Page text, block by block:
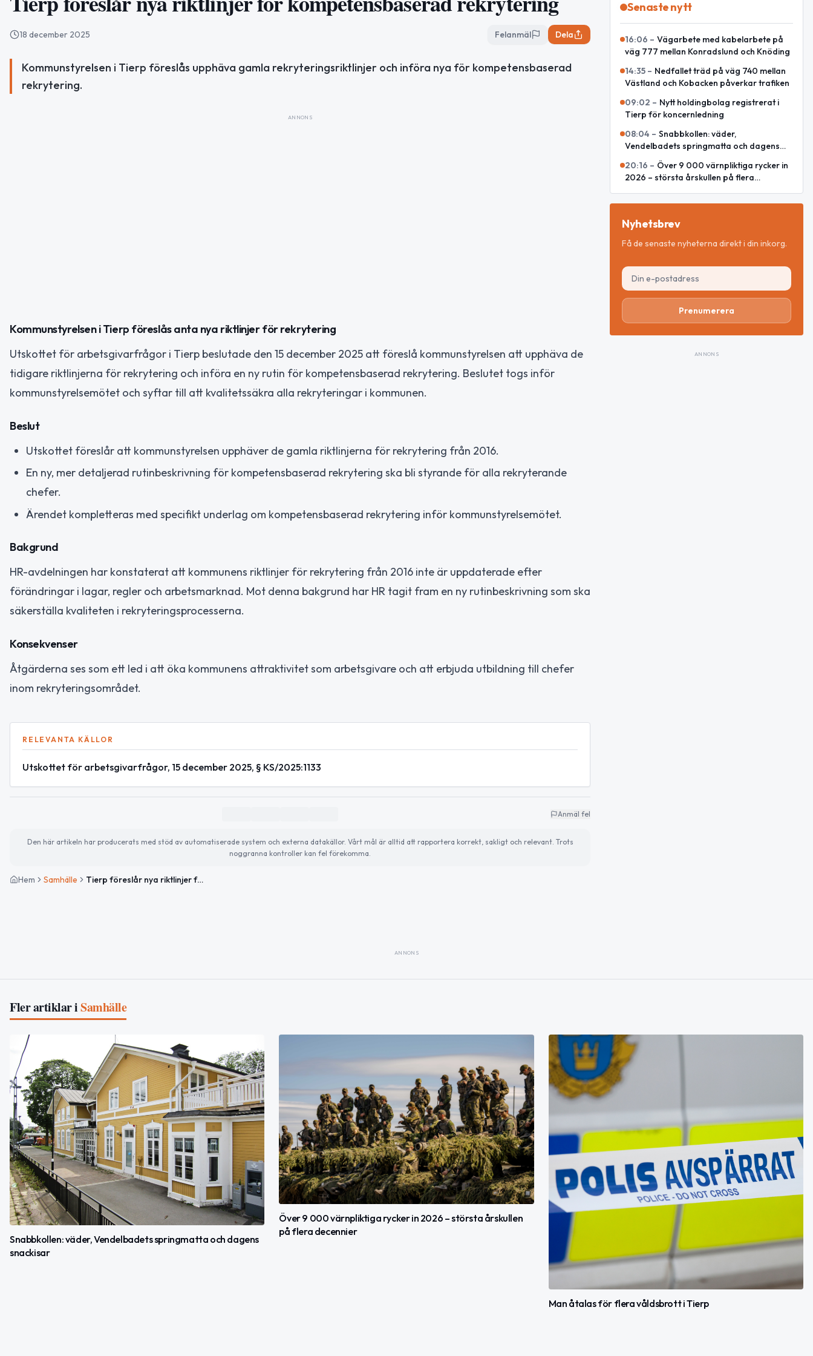
18 december 2025 Felanmäl Dela
Kommunstyrelsen i Tierp föreslås upphäva gamla rekryteringsriktlinjer och införa nya för kompetensbaserad
rekrytering.
ANNONS
Kommunstyrelsen i Tierp föreslås anta nya riktlinjer för rekrytering
Utskottet för arbetsgivarfrågor i Tierp beslutade den 15 december 2025 att föreslå kommunstyrelsen att upphäva de
tidigare riktlinjerna för rekrytering och införa en ny rutin för kompetensbaserad rekrytering. Beslutet togs inför
kommunstyrelsemötet och syftar till att kvalitetssäkra alla rekryteringar i kommunen.
Beslut
Utskottet föreslår att kommunstyrelsen upphäver de gamla riktlinjerna för rekrytering från 2016.
En ny, mer detaljerad rutinbeskrivning för kompetensbaserad rekrytering ska bli styrande för alla rekryterande
chefer.
Ärendet kompletteras med specifikt underlag om kompetensbaserad rekrytering inför kommunstyrelsemötet.
Bakgrund
HR-avdelningen har konstaterat att kommunens riktlinjer för rekrytering från 2016 inte är uppdaterade efter
förändringar i lagar, regler och arbetsmarknad. Mot denna bakgrund har HR tagit fram en ny rutinbeskrivning som ska
säkerställa kvaliteten i rekryteringsprocesserna.
Konsekvenser
Åtgärderna ses som ett led i att öka kommunens attraktivitet som arbetsgivare och att erbjuda utbildning till chefer
inom rekryteringsområdet.
RELEVANTA KÄLLOR
Utskottet för arbetsgivarfrågor, 15 december 2025, § KS/2025:1133
Anmäl fel
Den här artikeln har producerats med stöd av automatiserade system och externa datakällor. Vårt mål är alltid att rapportera korrekt, sakligt och relevant. Trots
noggranna kontroller kan fel förekomma.
Hem Samhälle Tierp föreslår nya riktlinjer för kompetensbaserad rekrytering
Senaste nytt
16:06 – Vägarbete med kabelarbete på
väg 777 mellan Konradslund och Knöding
14:35 – Nedfallet träd på väg 740 mellan
Västland och Kobacken påverkar trafiken
09:02 – Nytt holdingbolag registrerat i
Tierp för koncernledning
08:04 – Snabbkollen: väder,
Vendelbadets springmatta och dagens
snackisar
20:16 – Över 9 000 värnpliktiga rycker in
2026 – största årskullen på flera
Nyhetsbrev
Få de senaste nyheterna direkt i din inkorg.
Prenumerera
ANNONS
ANNONS
Fler artiklar iSamhälle
Snabbkollen: väder, Vendelbadets springmatta och dagens
snackisar
Över 9 000 värnpliktiga rycker in 2026 – största årskullen
på flera decennier
Man åtalas för flera våldsbrott i Tierp